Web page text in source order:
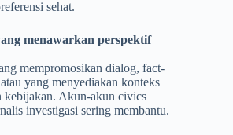
sehat.
menawarkan perspektif
mempromosikan dialog, fact-
yang menyediakan konteks
kebijakan. Akun-akun civics
investigasi sering membantu.